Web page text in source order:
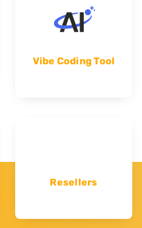
Vibe Coding Tool
Resellers